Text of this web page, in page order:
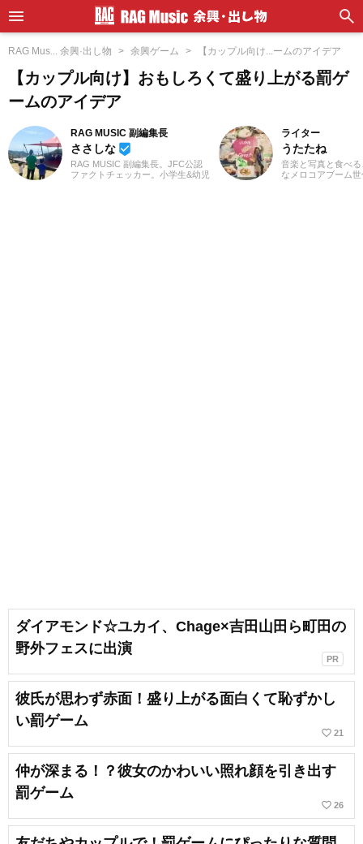
RAG Mus... 余興·出し物 余興ゲーム 【カップル向け...ームのアイデア
【カップル向け】おもしろくて盛り上がる罰ゲ
ームのアイデア
RAG MUSIC 副編集長
ささしな beenhere
RAG MUSIC 副編集長。JFC公認
ファクトチェッカー。小学生&幼児
ライター
うたたね
音楽と写真と食べ
なメロコアブーム
ダイアモンド☆ユカイ、Chage×吉田山田ら町田の
野外フェスに出演
PR
彼氏が思わず赤面！盛り上がる面白くて恥ずかし
い罰ゲーム
favorite_border 21
仲が深まる！？彼女のかわいい照れ顔を引き出す
罰ゲーム
favorite_border 26